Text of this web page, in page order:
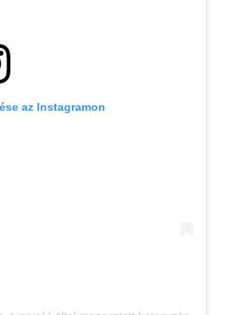
az Instagramon